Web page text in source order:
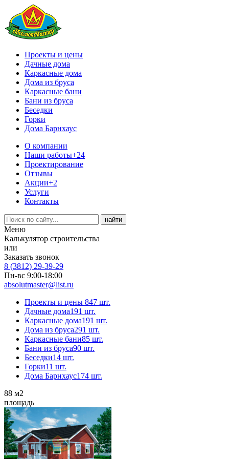
Проекты и цены
Дачные дома
Каркасные дома
Дома из бруса
Каркасные бани
Бани из бруса
Беседки
Горки
Дома Барнхаус
О компании
Наши работы+24
Проектирование
Отзывы
Акции+2
Услуги
Контакты
Меню
Калькулятор строительства
или
Заказать звонок
8 (3812) 29-39-29
Пн-вс 9:00-18:00
absolutmaster@list.ru
Проекты и цены 847 шт.
Дачные дома191 шт.
Каркасные дома191 шт.
Дома из бруса291 шт.
Каркасные бани85 шт.
Бани из бруса90 шт.
Беседки14 шт.
Горки11 шт.
Дома Барнхаус174 шт.
88 м2
площадь